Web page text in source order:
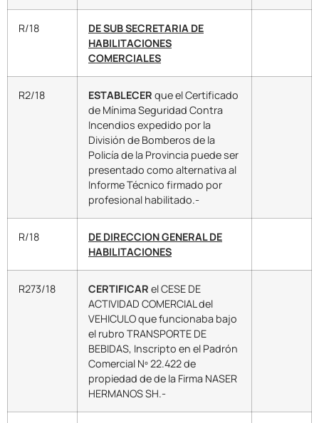
R/18
DE SUB SECRETARIA DE
HABILITACIONES
COMERCIALES
R2/18 ESTABLECER que el Certificado
de Mínima Seguridad Contra
Incendios expedido por la
División de Bomberos de la
Policía de la Provincia puede ser
presentado como alternativa al
Informe Técnico firmado por
profesional habilitado.-
R/18
DE DIRECCION GENERAL DE
HABILITACIONES
R273/18 CERTIFICAR el CESE DE
ACTIVIDAD COMERCIAL del
VEHICULO que funcionaba bajo
el rubro TRANSPORTE DE
BEBIDAS, Inscripto en el Padrón
Comercial Nº 22.422 de
propiedad de de la Firma NASER
HERMANOS SH.-